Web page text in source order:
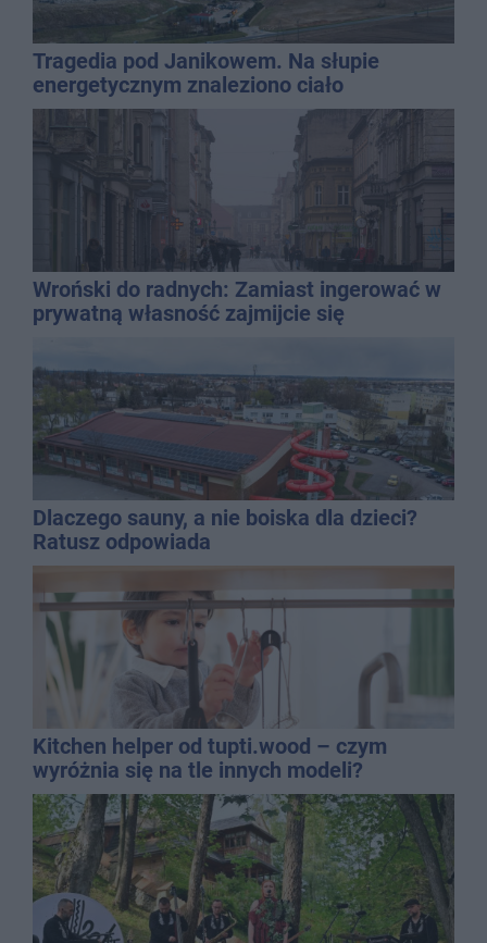
Tragedia pod Janikowem. Na słupie
energetycznym znaleziono ciało
mężczyzny
Wroński do radnych: Zamiast ingerować w
prywatną własność zajmijcie się
Dlaczego sauny, a nie boiska dla dzieci?
Ratusz odpowiada
Kitchen helper od tupti.wood – czym
wyróżnia się na tle innych modeli?